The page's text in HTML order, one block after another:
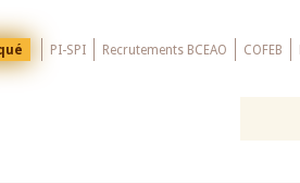
PI-SPI Recrutements BCEAO COFEB